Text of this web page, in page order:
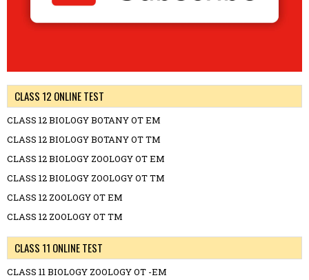
CLASS 12 ONLINE TEST
CLASS 12 BIOLOGY BOTANY OT EM
CLASS 12 BIOLOGY BOTANY OT TM
CLASS 12 BIOLOGY ZOOLOGY OT EM
CLASS 12 BIOLOGY ZOOLOGY OT TM
CLASS 12 ZOOLOGY OT EM
CLASS 12 ZOOLOGY OT TM
CLASS 11 ONLINE TEST
CLASS 11 BIOLOGY ZOOLOGY OT -EM